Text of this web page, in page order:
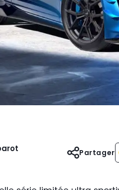
Partager